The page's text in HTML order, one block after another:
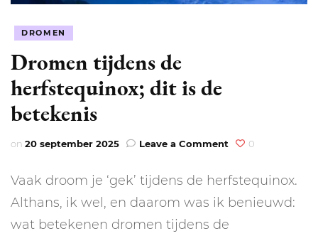
DROMEN
Dromen tijdens de
herfstequinox; dit is de
betekenis
on 20 september 2025 Leave a Comment on
de
herfstequinox;
is
0
Vaak droom je ‘gek’ tijdens de herfstequinox.
Althans, ik wel, en daarom was ik benieuwd:
wat betekenen dromen tijdens de